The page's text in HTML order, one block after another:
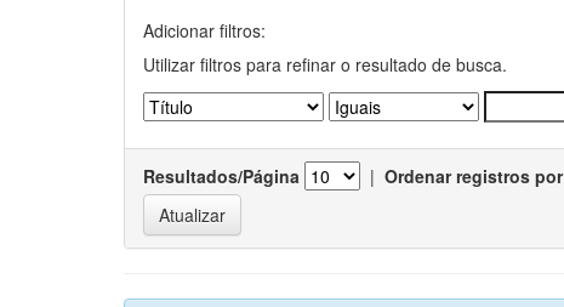
Adicionar filtros:
Utilizar filtros para refinar o resultado de busca.
Resultados/Página | Ordenar registros por